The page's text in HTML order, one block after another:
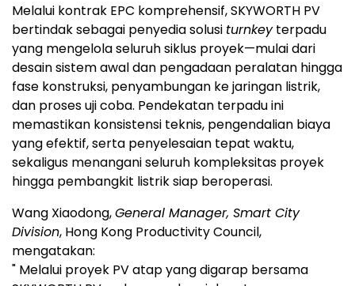
Melalui kontrak EPC komprehensif, SKYWORTH PV
bertindak sebagai penyedia solusi turnkeyterpadu
yang mengelola seluruh siklus proyek—mulai dari
desain sistem awal dan pengadaan peralatan hingga
fase konstruksi, penyambungan ke jaringan listrik,
dan proses uji coba. Pendekatan terpadu ini
memastikan konsistensi teknis, pengendalian biaya
yang efektif, serta penyelesaian tepat waktu,
sekaligus menangani seluruh kompleksitas proyek
hingga pembangkit listrik siap beroperasi.
Wang Xiaodong,General Manager, Smart City
Division, Hong Kong Productivity Council,
mengatakan:
" Melalui proyek PV atap yang digarap bersama